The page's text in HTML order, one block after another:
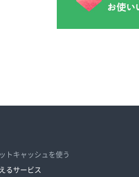
トキャッシュを使う
るサービス